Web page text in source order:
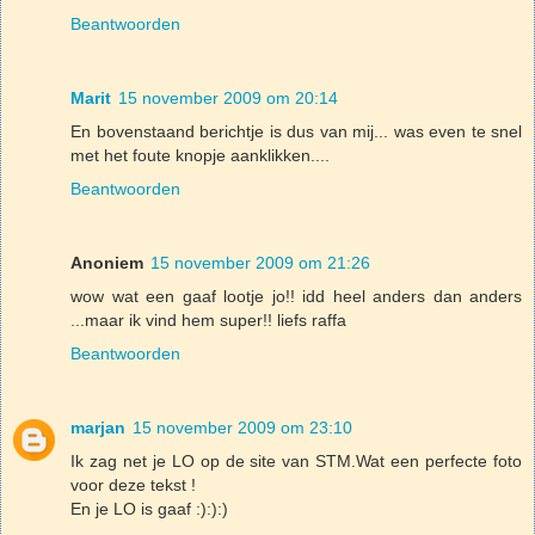
Beantwoorden
Marit 15 november 2009 om 20:14
En bovenstaand berichtje is dus van mij... was even te snel
met het foute knopje aanklikken....
Beantwoorden
Anoniem 15 november 2009 om 21:26
wow wat een gaaf lootje jo!! idd heel anders dan anders
...maar ik vind hem super!! liefs raffa
Beantwoorden
marjan 15 november 2009 om 23:10
Ik zag net je LO op de site van STM.Wat een perfecte foto
voor deze tekst !
En je LO is gaaf :):):)